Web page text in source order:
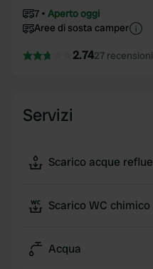
7
Aperto oggi
Aree di sosta camper
2.7427 recensioni
Servizi
Scarico acque reflue
Scarico WC chimico
Acqua